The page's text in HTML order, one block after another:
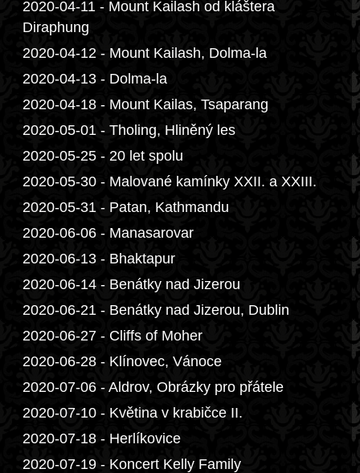
2020-04-11 - Mount Kailash od kláštera
Diraphung
2020-04-12 - Mount Kailash, Dolma-la
2020-04-13 - Dolma-la
2020-04-18 - Mount Kailas, Tsaparang
2020-05-01 - Tholing, Hliněný les
2020-05-25 - 20 let spolu
2020-05-30 - Malované kamínky XXII. a XXIII.
2020-05-31 - Patan, Kathmandu
2020-06-06 - Manasarovar
2020-06-13 - Bhaktapur
2020-06-14 - Benátky nad Jizerou
2020-06-21 - Benátky nad Jizerou, Dublin
2020-06-27 - Cliffs of Moher
2020-06-28 - Klínovec, Vánoce
2020-07-06 - Aldrov, Obrázky pro přátele
2020-07-10 - Květina v krabičce II.
2020-07-18 - Herlíkovice
2020-07-19 - Koncert Kelly Family